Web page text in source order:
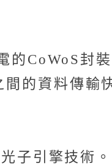
CoWoS封
的資料傳輸
子引擎技術